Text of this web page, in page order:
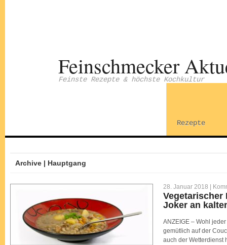
Feinschmecker
Feinste Rezepte & höchste Kochkultur
Rezepte
Archive | Hauptgang
28. Januar 2018 |
Vegetarischer
Joker an
ANZEIGE – Wohl
gemütlich auf der
auch der Wetterdienst